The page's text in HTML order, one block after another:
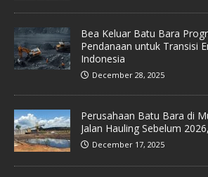
Bea Keluar Batu Bara
Pendanaan untuk Transisi
Indonesia
December 28, 2025
Perusahaan Batu Bara di
Jalan Hauling Sebelum
December 17, 2025